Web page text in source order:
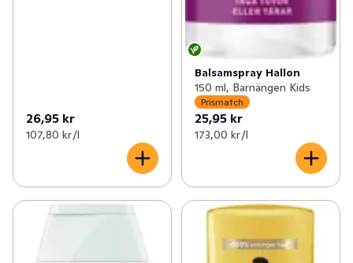
26,95 kr
107,80 kr /l
Balsamspray Hallon
150 ml, Barnängen Kids
Prismatch
25,95 kr
173,00 kr /l